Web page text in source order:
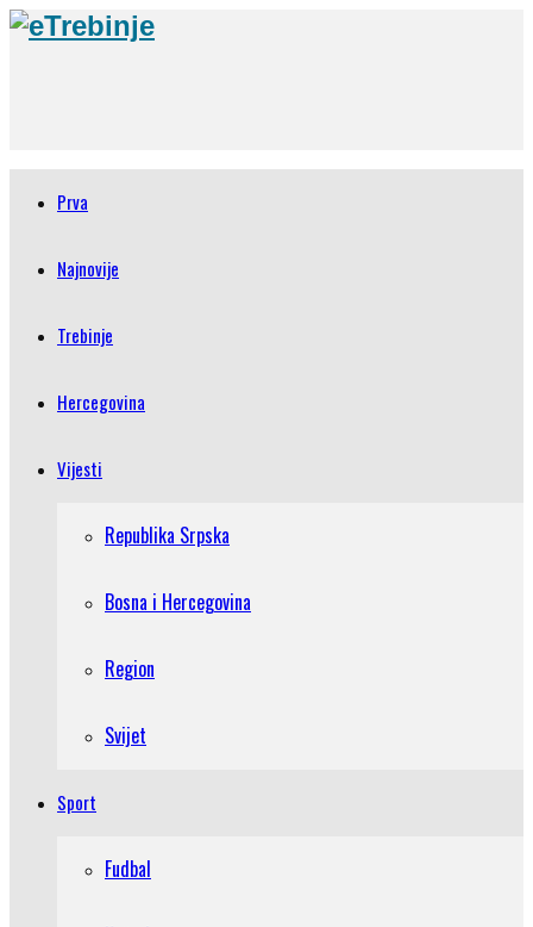
Prva
Najnovije
Trebinje
Hercegovina
Vijesti
Republika Srpska
Bosna i Hercegovina
Region
Svijet
Sport
Fudbal